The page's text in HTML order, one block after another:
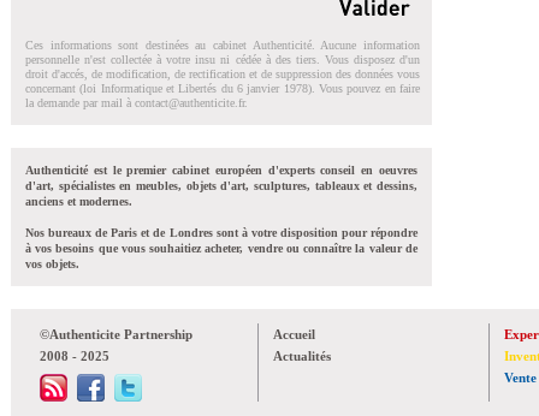
Ces informations sont destinées au cabinet Authenticité. Aucune information
personnelle n'est collectée à votre insu ni cédée à des tiers. Vous disposez d'un
droit d'accés, de modification, de rectification et de suppression des données vous
concernant (loi Informatique et Libertés du 6 janvier 1978). Vous pouvez en faire
la demande par mail à contact@authenticite.fr.
Authenticité est le premier cabinet européen d'experts conseil en oeuvres
d'art, spécialistes en meubles, objets d'art, sculptures, tableaux et dessins,
anciens et modernes.
Nos bureaux de Paris et de Londres sont à votre disposition pour répondre
à vos besoins que vous souhaitiez acheter, vendre ou connaître la valeur de
vos objets.
©Authenticite Partnership
2008 - 2025
Accueil
Actualités
Vente